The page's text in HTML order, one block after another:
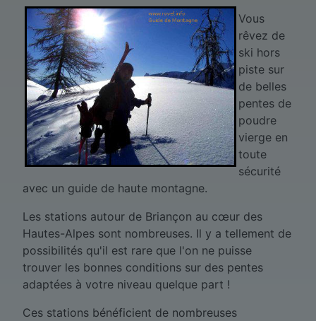
Vous
rêvez de
ski hors
piste sur
de belles
pentes de
poudre
vierge en
toute
sécurité
avec un guide de haute montagne.
Les stations autour de Briançon au cœur des
Hautes-Alpes sont nombreuses. Il y a tellement de
possibilités qu'il est rare que l'on ne puisse
trouver les bonnes conditions sur des pentes
adaptées à votre niveau quelque part !
Ces stations bénéficient de nombreuses